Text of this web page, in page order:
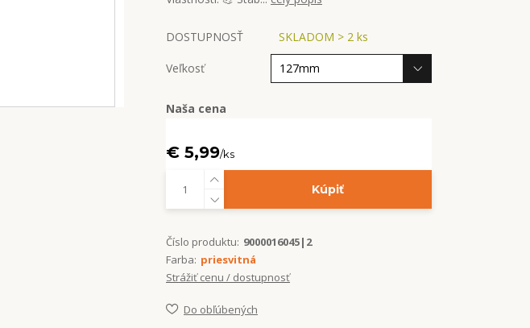
DOSTUPNOSŤ SKLADOM > 2 ks
Veľkosť
Naša cena
€ 5,99/ks
Kúpiť
Číslo produktu: 9000016045|2
Farba: priesvitná
Strážiť cenu / dostupnosť
Do obľúbených